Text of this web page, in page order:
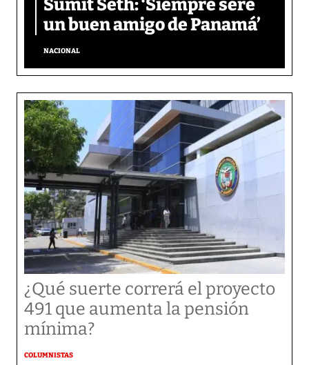
Sumit Seth: ‘Siempre seré
un buen amigo de Panamá’
NACIONAL
¿Qué suerte correrá el proyecto
491 que aumenta la pensión
mínima?
COLUMNISTAS